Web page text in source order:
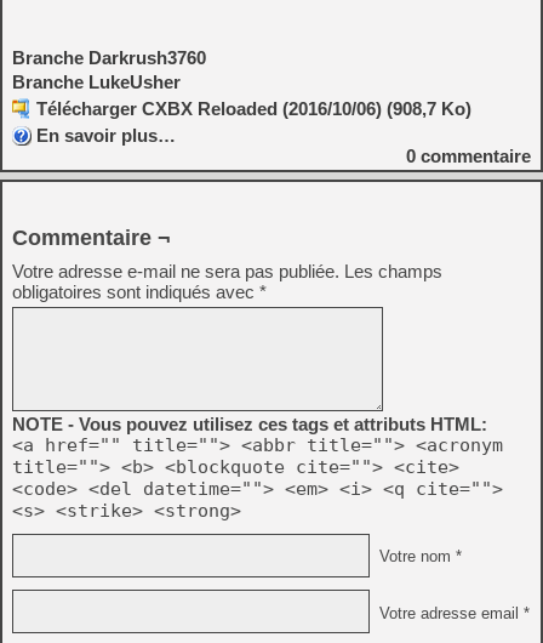
Branche Darkrush3760
Branche LukeUsher
Télécharger CXBX Reloaded (2016/10/06) (908,7 Ko)
En savoir plus…
0 commentaire
Commentaire ¬
Votre adresse e-mail ne sera pas publiée. Les champs
obligatoires sont indiqués avec *
NOTE - Vous pouvez utilisez ces tags et attributs HTML:
<a href="" title=""> <abbr title=""> <acronym
title=""> <b> <blockquote cite=""> <cite>
<code> <del datetime=""> <em> <i> <q cite="">
<s> <strike> <strong>
Votre nom *
Votre adresse email *